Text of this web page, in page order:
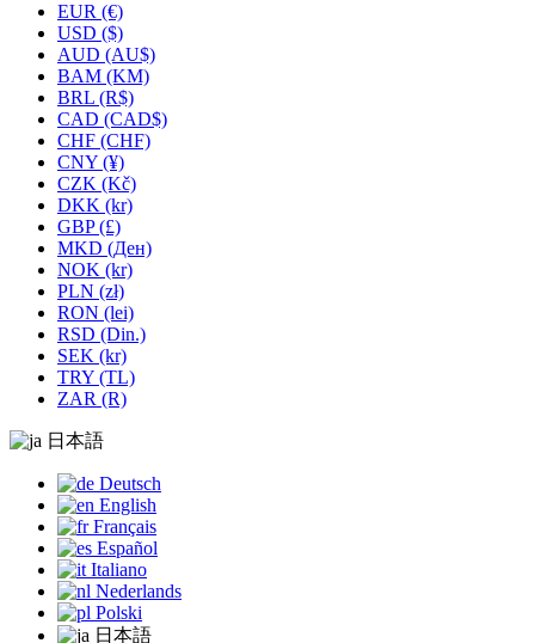
EUR (€)
USD ($)
AUD (AU$)
BAM (KM)
BRL (R$)
CAD (CAD$)
CHF (CHF)
CNY (¥)
CZK (Kč)
DKK (kr)
GBP (£)
MKD (Ден)
NOK (kr)
PLN (zł)
RON (lei)
RSD (Din.)
SEK (kr)
TRY (TL)
ZAR (R)
日本語
Deutsch
English
Français
Español
Italiano
Nederlands
Polski
日本語